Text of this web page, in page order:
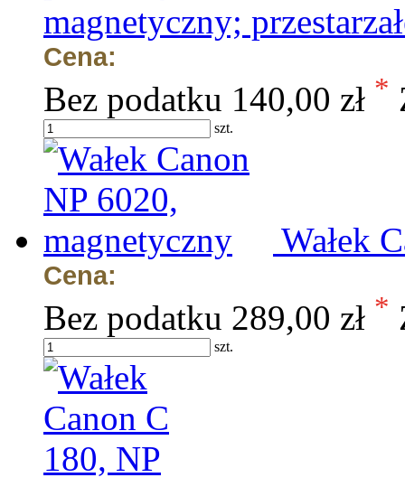
magnetyczny;
Cena:
Bez podatku 140,00 zł *
szt.
Wałek
Cena:
Bez podatku 289,00 zł *
szt.